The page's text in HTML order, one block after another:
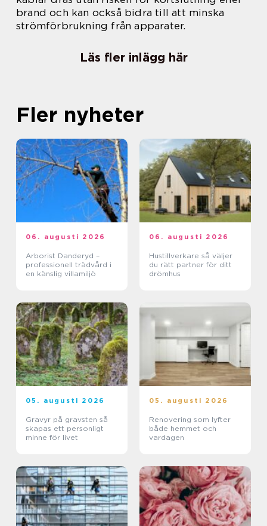
brand och kan också bidra till att minska
strömförbrukning från apparater.
Läs fler inlägg här
Fler nyheter
06. augusti 2026
Arborist Danderyd –
professionell trädvård i
en känslig villamiljö
06. augusti 2026
Hustillverkare så väljer
du rätt partner för ditt
drömhus
05. augusti 2026
Gravyr på gravsten så
skapas ett personligt
minne för livet
05. augusti 2026
Renovering som lyfter
både hemmet och
vardagen